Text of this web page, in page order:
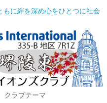
クラブテーマ